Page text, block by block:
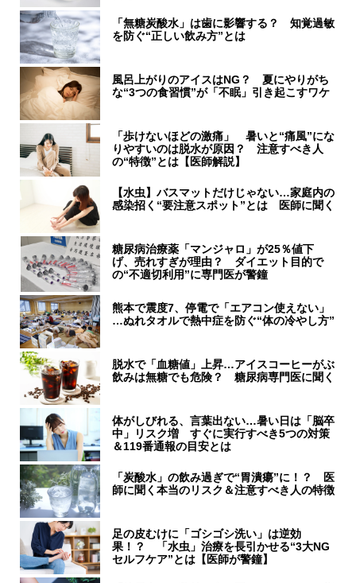
「無糖炭酸水」は歯に影響する？ 知覚過敏
を防ぐ“正しい飲み方”とは
風呂上がりのアイスはNG？ 夏にやりがち
な“3つの食習慣”が「不眠」引き起こすワケ
「歩けないほどの激痛」 暑いと“痛風”にな
りやすいのは脱水が原因？ 注意すべき人
の“特徴”とは【医師解説】
【水虫】バスマットだけじゃない…家庭内の
感染招く“要注意スポット”とは 医師に聞く
糖尿病治療薬「マンジャロ」が25％値下
げ、売れすぎが理由？ ダイエット目的で
の“不適切利用”に専門医が警鐘
熊本で震度7、停電で「エアコン使えない」
…ぬれタオルで熱中症を防ぐ“体の冷やし方”
脱水で「血糖値」上昇…アイスコーヒーがぶ
飲みは無糖でも危険？ 糖尿病専門医に聞く
体がしびれる、言葉出ない…暑い日は「脳卒
中」リスク増 すぐに実行すべき5つの対策
＆119番通報の目安とは
「炭酸水」の飲み過ぎで“胃潰瘍”に！？ 医
師に聞く本当のリスク＆注意すべき人の特徴
足の皮むけに「ゴシゴシ洗い」は逆効
果！？ 「水虫」治療を長引かせる“3大NG
セルフケア”とは【医師が警鐘】